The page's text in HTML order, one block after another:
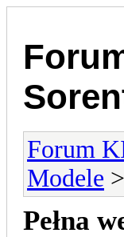
Forum
Modele >
Pełna